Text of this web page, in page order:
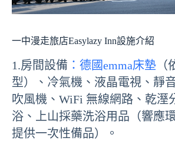
一中漫走旅店Easylazy Inn設施介紹
1.房間設備 ：德國emma床墊 （
型）、冷氣機、液晶電視、靜
吹風機、WiFi 無線網路、乾溼
浴、上山採藥洗浴用品（響應
提供一次性備品）。